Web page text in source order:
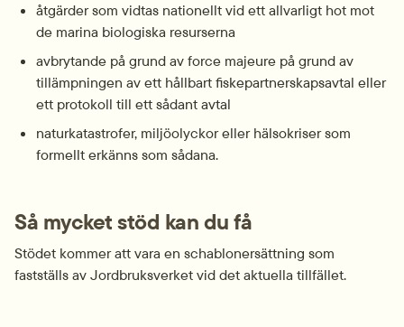
åtgärder som vidtas nationellt vid ett allvarligt hot mot
de marina biologiska resurserna
avbrytande på grund av force majeure på grund av
tillämpningen av ett hållbart fiskepartnerskapsavtal eller
ett protokoll till ett sådant avtal
naturkatastrofer, miljöolyckor eller hälsokriser som
formellt erkänns som sådana.
Så mycket stöd kan du få
Stödet kommer att vara en schablonersättning som
fastställs av Jordbruksverket vid det aktuella tillfället.